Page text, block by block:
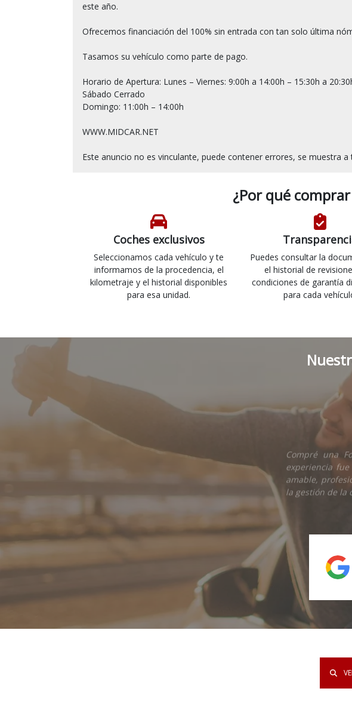
este año.
Ofrecemos financiación del 100% sin entrada con tan solo última
Tasamos su vehículo como parte de pago.
Horario de Apertura: Lunes – Viernes: 9:00h a 14:00h – 15:30h a
Sábado Cerrado
Domingo: 11:00h – 14:00h
WWW.MIDCAR.NET
¿Por qué
Coches exclusivos
Seleccionamos cada vehículo y te
informamos de la procedencia, el
kilometraje y el historial disponibles
para esa unidad.
Puedes consultar la
el historial de
condiciones de garantía
para cada
Compré una
experiencia
amable,
la gestión de la